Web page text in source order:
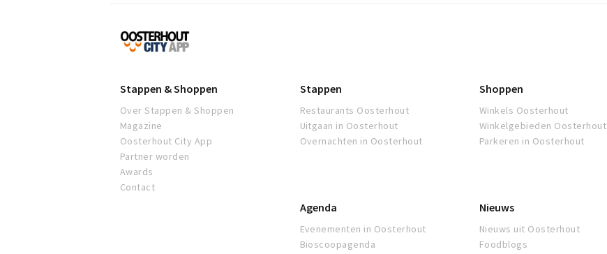
Proef
Oosterhout
Stappen & Shoppen
Over Stappen & Shoppen
Magazine
Oosterhout City App
Partner worden
Awards
Contact
Stappen
Restaurants Oosterhout
Uitgaan in Oosterhout
Overnachten in Oosterhout
Shoppen
Winkels Oosterhout
Winkelgebieden Oosterhout
Parkeren in Oosterhout
Agenda
Evenementen in Oosterhout
Bioscoopagenda
Nieuws
Nieuws uit Oosterhout
Foodblogs